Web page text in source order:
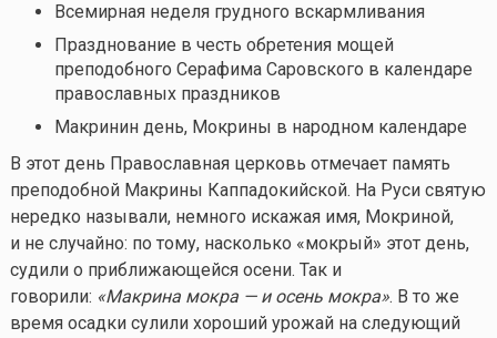
Всемирная неделя грудного вскармливания
Празднование в честь обретения мощей
преподобного Серафима Саровского в календаре
православных праздников
Макринин день, Мокрины в народном календаре
В этот день Православная церковь отмечает память
преподобной Макрины Каппадокийской. На Руси святую
нередко называли, немного искажая имя, Мокриной,
и не случайно: по тому, насколько «мокрый» этот день,
судили о приближающейся осени. Так и
говорили: «Макрина мокра — и осень мокра». В то же
время осадки сулили хороший урожай на следующий